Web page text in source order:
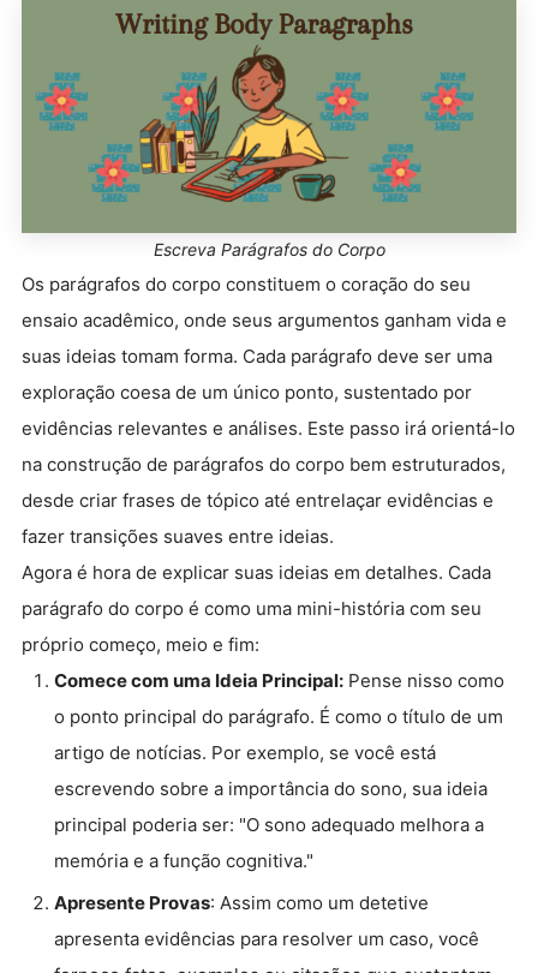
Escreva Parágrafos do Corpo
Os parágrafos do corpo constituem o coração do seu
ensaio acadêmico, onde seus argumentos ganham vida e
suas ideias tomam forma. Cada parágrafo deve ser uma
exploração coesa de um único ponto, sustentado por
evidências relevantes e análises. Este passo irá orientá-lo
na construção de parágrafos do corpo bem estruturados,
desde criar frases de tópico até entrelaçar evidências e
fazer transições suaves entre ideias.
Agora é hora de explicar suas ideias em detalhes. Cada
parágrafo do corpo é como uma mini-história com seu
próprio começo, meio e fim:
Comece com uma Ideia Principal: Pense nisso como
o ponto principal do parágrafo. É como o título de um
artigo de notícias. Por exemplo, se você está
escrevendo sobre a importância do sono, sua ideia
principal poderia ser: "O sono adequado melhora a
memória e a função cognitiva."
Apresente Provas: Assim como um detetive
apresenta evidências para resolver um caso, você